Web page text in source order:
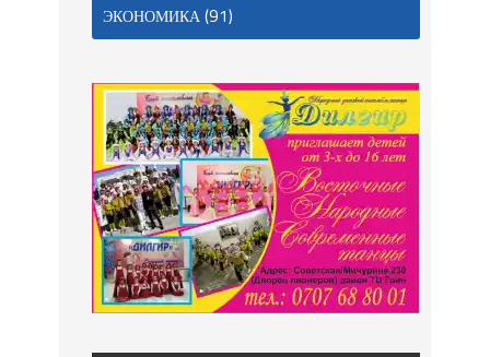
ЭКОНОМИКА(91)